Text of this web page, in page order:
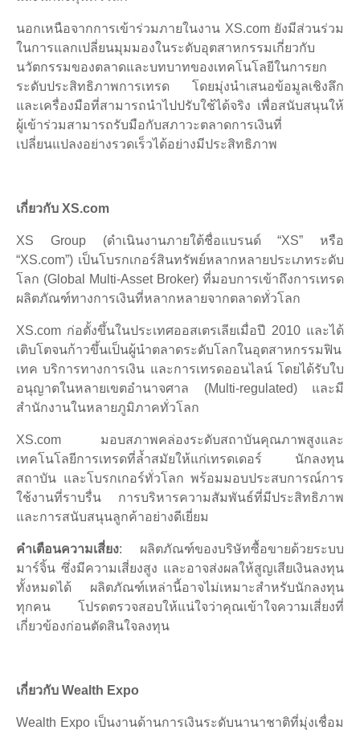
นอกเหนือจากการเข้าร่วมภายในงาน XS.com ยังมีส่วนร่วม
ในการแลกเปลี่ยนมุมมองในระดับอุตสาหกรรมเกี่ยวกับ
นวัตกรรมของตลาดและบทบาทของเทคโนโลยีในการยก
ระดับประสิทธิภาพการเทรด โดยมุ่งนำเสนอข้อมูลเชิงลึก
และเครื่องมือที่สามารถนำไปปรับใช้ได้จริง เพื่อสนับสนุนให้
ผู้เข้าร่วมสามารถรับมือกับสภาวะตลาดการเงินที่
เปลี่ยนแปลงอย่างรวดเร็วได้อย่างมีประสิทธิภาพ
เกี่ยวกับ XS.com
XS Group (ดำเนินงานภายใต้ชื่อแบรนด์ “XS” หรือ
“XS.com”) เป็นโบรกเกอร์สินทรัพย์หลากหลายประเภทระดับ
โลก (Global Multi-Asset Broker) ที่มอบการเข้าถึงการเทรด
ผลิตภัณฑ์ทางการเงินที่หลากหลายจากตลาดทั่วโลก
XS.com ก่อตั้งขึ้นในประเทศออสเตรเลียเมื่อปี 2010 และได้
เติบโตจนก้าวขึ้นเป็นผู้นำตลาดระดับโลกในอุตสาหกรรมฟิน
เทค บริการทางการเงิน และการเทรดออนไลน์ โดยได้รับใบ
อนุญาตในหลายเขตอำนาจศาล (Multi-regulated) และมี
สำนักงานในหลายภูมิภาคทั่วโลก
XS.com มอบสภาพคล่องระดับสถาบันคุณภาพสูงและ
เทคโนโลยีการเทรดที่ล้ำสมัยให้แก่เทรดเดอร์ นักลงทุน
สถาบัน และโบรกเกอร์ทั่วโลก พร้อมมอบประสบการณ์การ
ใช้งานที่ราบรื่น การบริหารความสัมพันธ์ที่มีประสิทธิภาพ
และการสนับสนุนลูกค้าอย่างดีเยี่ยม
คำเตือนความเสี่ยง: ผลิตภัณฑ์ของบริษัทซื้อขายด้วยระบบ
มาร์จิ้น ซึ่งมีความเสี่ยงสูง และอาจส่งผลให้สูญเสียเงินลงทุน
ทั้งหมดได้ ผลิตภัณฑ์เหล่านี้อาจไม่เหมาะสำหรับนักลงทุน
ทุกคน โปรดตรวจสอบให้แน่ใจว่าคุณเข้าใจความเสี่ยงที่
เกี่ยวข้องก่อนตัดสินใจลงทุน
เกี่ยวกับ Wealth Expo
Wealth Expo เป็นงานด้านการเงินระดับนานาชาติที่มุ่งเชื่อม